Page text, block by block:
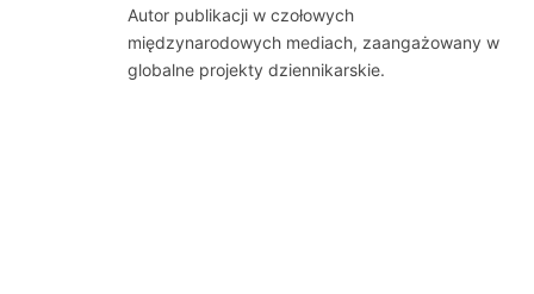
Autor publikacji w czołowych
międzynarodowych mediach, zaangażowany w
globalne projekty dziennikarskie.